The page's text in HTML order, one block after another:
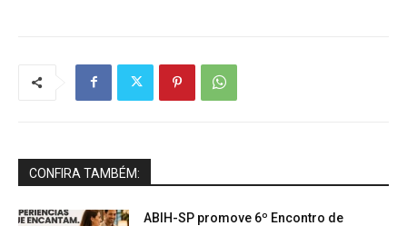
CONFIRA TAMBÉM:
ABIH-SP promove 6º Encontro de